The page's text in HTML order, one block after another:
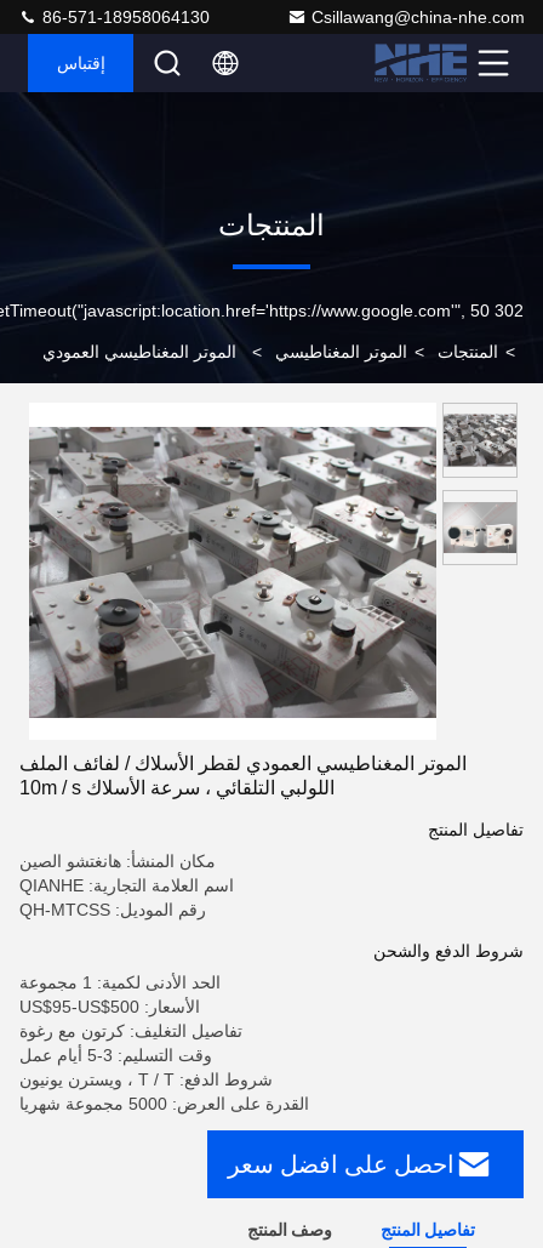
Csillawang@china-nhe.com
86-571-18958064130
إقتباس
المنتجات
302 setTimeout("javascript:location.href='https://www.google.com'", 50);
> المنتجات > الموتر المغناطيسي > الموتر المغناطيسي العمودي
الموتر المغناطيسي العمودي لقطر الأسلاك / لفائف الملف
اللولبي التلقائي ، سرعة الأسلاك 10m / s
تفاصيل المنتج
مكان المنشأ: هانغتشو الصين
اسم العلامة التجارية: QIANHE
رقم الموديل: QH-MTCSS
شروط الدفع والشحن
الحد الأدنى لكمية: 1 مجموعة
الأسعار: US$95-US$500
تفاصيل التغليف: كرتون مع رغوة
وقت التسليم: 3-5 أيام عمل
شروط الدفع: T / T ، ويسترن يونيون
القدرة على العرض: 5000 مجموعة شهريا
احصل على افضل سعر
تفاصيل المنتج وصف المنتج